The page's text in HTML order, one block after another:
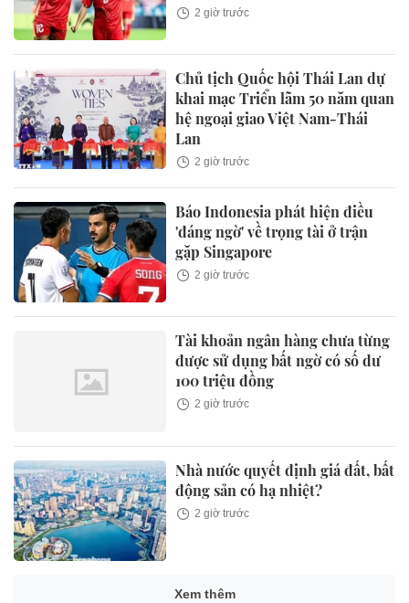
2 giờ trước
Chủ tịch Quốc hội Thái Lan dự
khai mạc Triển lãm 50 năm quan
hệ ngoại giao Việt Nam-Thái
Lan
2 giờ trước
Báo Indonesia phát hiện điều
'đáng ngờ' về trọng tài ở trận
gặp Singapore
2 giờ trước
Tài khoản ngân hàng chưa từng
được sử dụng bất ngờ có số dư
100 triệu đồng
2 giờ trước
Nhà nước quyết định giá đất, bất
động sản có hạ nhiệt?
2 giờ trước
Xem thêm